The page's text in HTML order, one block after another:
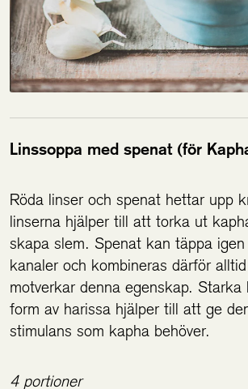
Linssoppa med spenat (för
Röda linser och spenat hettar upp
linserna hjälper till att torka ut
skapa slem. Spenat kan täppa
kanaler och kombineras därför
motverkar denna egenskap. Starka
form av harissa hjälper till att ge
stimulans som kapha behöver.
4 portioner